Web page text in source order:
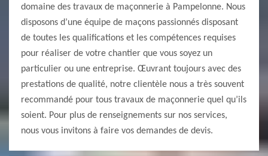
domaine des travaux de maçonnerie à Pampelonne. Nous
disposons d’une équipe de maçons passionnés disposant
de toutes les qualifications et les compétences requises
pour réaliser de votre chantier que vous soyez un
particulier ou une entreprise. Œuvrant toujours avec des
prestations de qualité, notre clientèle nous a très souvent
recommandé pour tous travaux de maçonnerie quel qu’ils
soient. Pour plus de renseignements sur nos services,
nous vous invitons à faire vos demandes de devis.